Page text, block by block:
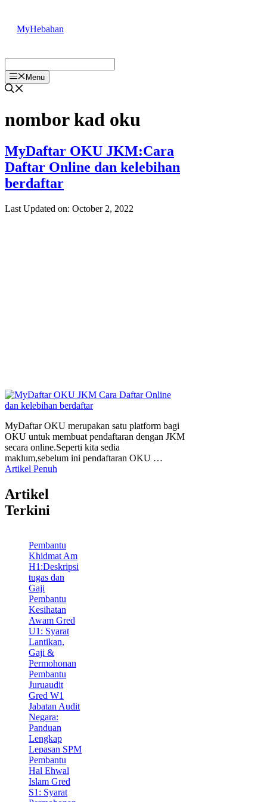
content
MyHebahan
Menu
nombor kad oku
MyDaftar OKU JKM:Cara
Daftar Online dan kelebihan
berdaftar
Last Updated on: October 2, 2022
MyDaftar OKU merupakan satu platform bagi
OKU untuk membuat pendaftaran dengan JKM
secara online.Seperti kita sedia
maklum,sebelum ini pendaftaran OKU …
Artikel Penuh
Artikel
Terkini
Pembantu
Khidmat Am
H1:Deskripsi
tugas dan
Gaji
Pembantu
Kesihatan
Awam Gred
U1: Syarat
Lantikan,
Gaji &
Permohonan
Pembantu
Juruaudit
Gred W1
Jabatan Audit
Negara:
Panduan
Lengkap
Lepasan SPM
Pembantu
Hal Ehwal
Islam Gred
S1: Syarat